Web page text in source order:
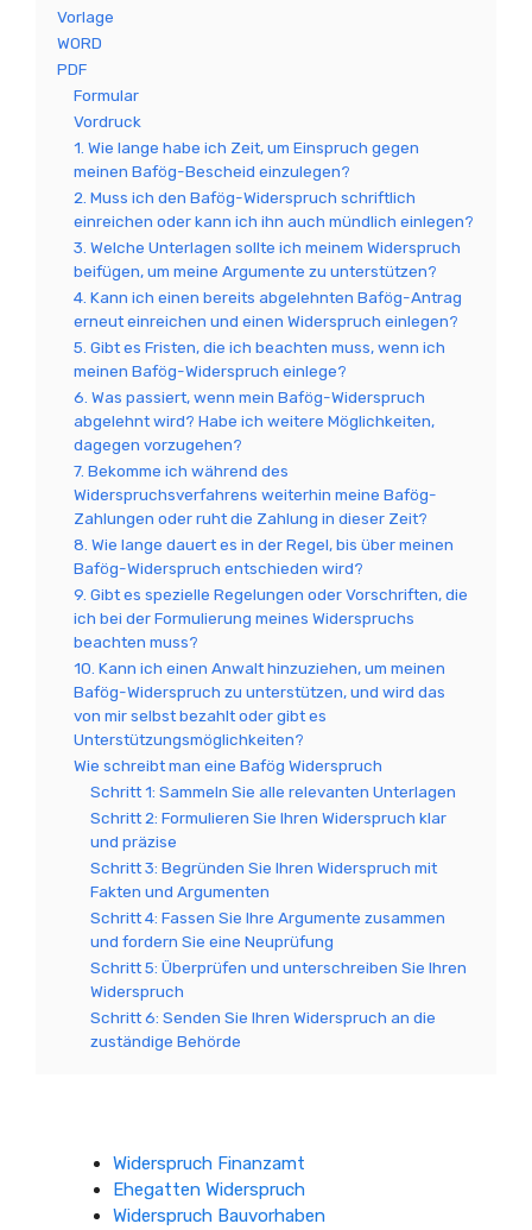
Vorlage
WORD
PDF
Formular
Vordruck
1. Wie lange habe ich Zeit, um Einspruch gegen
meinen Bafög-Bescheid einzulegen?
2. Muss ich den Bafög-Widerspruch schriftlich
einreichen oder kann ich ihn auch mündlich einlegen?
3. Welche Unterlagen sollte ich meinem Widerspruch
beifügen, um meine Argumente zu unterstützen?
4. Kann ich einen bereits abgelehnten Bafög-Antrag
erneut einreichen und einen Widerspruch einlegen?
5. Gibt es Fristen, die ich beachten muss, wenn ich
meinen Bafög-Widerspruch einlege?
6. Was passiert, wenn mein Bafög-Widerspruch
abgelehnt wird? Habe ich weitere Möglichkeiten,
dagegen vorzugehen?
7. Bekomme ich während des
Widerspruchsverfahrens weiterhin meine Bafög-
Zahlungen oder ruht die Zahlung in dieser Zeit?
8. Wie lange dauert es in der Regel, bis über meinen
Bafög-Widerspruch entschieden wird?
9. Gibt es spezielle Regelungen oder Vorschriften, die
ich bei der Formulierung meines Widerspruchs
beachten muss?
10. Kann ich einen Anwalt hinzuziehen, um meinen
Bafög-Widerspruch zu unterstützen, und wird das
von mir selbst bezahlt oder gibt es
Unterstützungsmöglichkeiten?
Wie schreibt man eine Bafög Widerspruch
Schritt 1: Sammeln Sie alle relevanten Unterlagen
Schritt 2: Formulieren Sie Ihren Widerspruch klar
und präzise
Schritt 3: Begründen Sie Ihren Widerspruch mit
Fakten und Argumenten
Schritt 4: Fassen Sie Ihre Argumente zusammen
und fordern Sie eine Neuprüfung
Schritt 5: Überprüfen und unterschreiben Sie Ihren
Widerspruch
Schritt 6: Senden Sie Ihren Widerspruch an die
zuständige Behörde
Widerspruch Finanzamt
Ehegatten Widerspruch
Widerspruch Bauvorhaben